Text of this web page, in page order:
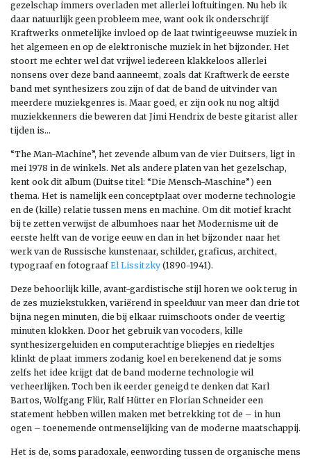
gezelschap immers overladen met allerlei loftuitingen. Nu heb ik
daar natuurlijk geen probleem mee, want ook ik onderschrijf
Kraftwerks onmetelijke invloed op de laat twintigeeuwse muziek in
het algemeen en op de elektronische muziek in het bijzonder. Het
stoort me echter wel dat vrijwel iedereen klakkeloos allerlei
nonsens over deze band aanneemt, zoals dat Kraftwerk de eerste
band met synthesizers zou zijn of dat de band de uitvinder van
meerdere muziekgenres is. Maar goed, er zijn ook nu nog altijd
muziekkenners die beweren dat Jimi Hendrix de beste gitarist aller
tijden is…
“The Man-Machine”, het zevende album van de vier Duitsers, ligt in
mei 1978 in de winkels. Net als andere platen van het gezelschap,
kent ook dit album (Duitse titel: “Die Mensch-Maschine”) een
thema. Het is namelijk een conceptplaat over moderne technologie
en de (kille) relatie tussen mens en machine. Om dit motief kracht
bij te zetten verwijst de albumhoes naar het Modernisme uit de
eerste helft van de vorige eeuw en dan in het bijzonder naar het
werk van de Russische kunstenaar, schilder, graficus, architect,
typograaf en fotograafEl Lissitzky (1890-1941).
Deze behoorlijk kille, avant-gardistische stijl horen we ook terug in
de zes muziekstukken, variërend in speelduur van meer dan drie tot
bijna negen minuten, die bij elkaar ruimschoots onder de veertig
minuten klokken. Door het gebruik van vocoders, kille
synthesizergeluiden en computerachtige bliepjes en riedeltjes
klinkt de plaat immers zodanig koel en berekenend dat je soms
zelfs het idee krijgt dat de band moderne technologie wil
verheerlijken. Toch ben ik eerder geneigd te denken dat Karl
Bartos, Wolfgang Flür, Ralf Hütter en Florian Schneider een
statement hebben willen maken met betrekking tot de – in hun
ogen – toenemende ontmenselijking van de moderne maatschappij.
Het is de, soms paradoxale, eenwording tussen de organische mens